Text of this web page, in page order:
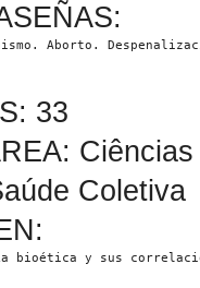
Aborto.
33
Coletiva
bioética y sus